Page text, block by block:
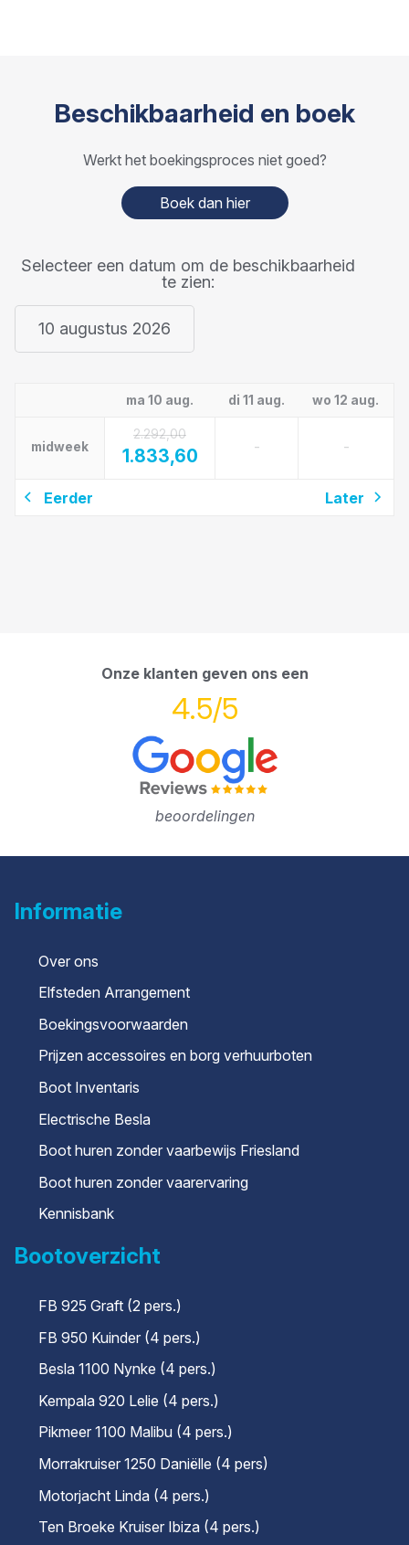
Beschikbaarheid en boek
Werkt het boekingsproces niet goed?
Boek dan hier
Selecteer een datum om de beschikbaarheid
te zien:
10 augustus 2026
ma 10 aug. di 11 aug. wo 12 aug.
midweek
2.292,00
1.833,60 - -
Eerder Later
Onze klanten geven ons een
4.5/5
beoordelingen
Informatie
Over ons
Elfsteden Arrangement
Boekingsvoorwaarden
Prijzen accessoires en borg verhuurboten
Boot Inventaris
Electrische Besla
Boot huren zonder vaarbewijs Friesland
Boot huren zonder vaarervaring
Kennisbank
Bootoverzicht
FB 925 Graft (2 pers.)
FB 950 Kuinder (4 pers.)
Besla 1100 Nynke (4 pers.)
Kempala 920 Lelie (4 pers.)
Pikmeer 1100 Malibu (4 pers.)
Morrakruiser 1250 Daniëlle (4 pers)
Motorjacht Linda (4 pers.)
Ten Broeke Kruiser Ibiza (4 pers.)